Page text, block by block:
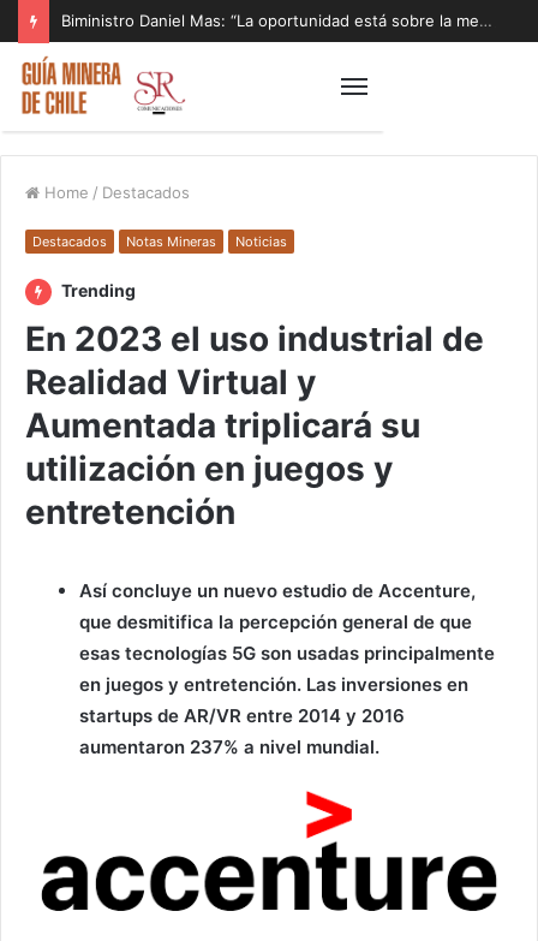
Biministro Daniel Mas: “La oportunidad está sobre la mesa y tenemos que aprovecharla”
Home / Destacados
Destacados Notas Mineras Noticias
Trending
En 2023 el uso industrial de
Realidad Virtual y
Aumentada triplicará su
utilización en juegos y
entretención
Así concluye un nuevo estudio de Accenture,
que desmitifica la percepción general de que
esas tecnologías 5G son usadas principalmente
en juegos y entretención. Las inversiones en
startups de AR/VR entre 2014 y 2016
aumentaron 237% a nivel mundial.